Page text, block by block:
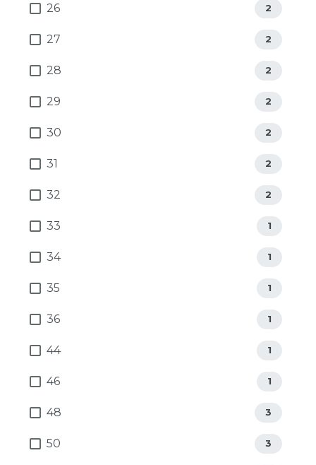
26 2
27 2
28 2
29 2
30 2
31 2
32 2
33 1
34 1
35 1
36 1
44 1
46 1
48 3
50 3